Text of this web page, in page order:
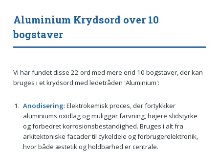
Aluminium Krydsord over 10
bogstaver
Vi har fundet disse 22 ord med mere end 10 bogstaver, der kan
bruges i et krydsord med ledetråden 'Aluminium':
Anodisering: Elektrokemisk proces, der fortykkker
aluminiums oxidlag og muliggør farvning, højere slidstyrke
og forbedret korrosionsbestandighed. Bruges i alt fra
arkitektoniske facader til cykeldele og forbrugerelektronik,
hvor både æstetik og holdbarhed er centrale.